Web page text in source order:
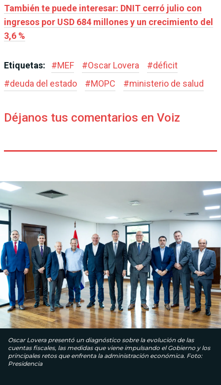
También te puede interesar: DNIT cerró julio con
ingresos por USD 684 millones y un crecimiento del
3,6 %
Etiquetas: #MEF #Oscar Lovera #déficit
#deuda del estado #MOPC #ministerio de salud
Déjanos tus comentarios en Voiz
Oscar Lovera presentó un diagnóstico sobre la evolución de las
cuentas fiscales, las medidas que viene impulsando el Gobierno y los
principales retos que enfrenta la administración económica. Foto:
Presidencia